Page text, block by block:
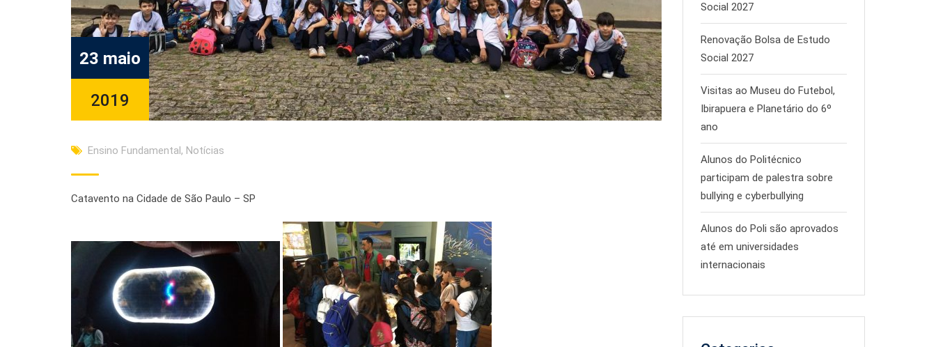
23 maio
2019
Ensino Fundamental, Notícias
Catavento na Cidade de São Paulo – SP
Social 2027
Renovação Bolsa de Estudo
Social 2027
Visitas ao Museu do Futebol,
Ibirapuera e Planetário do 6º
ano
Alunos do Politécnico
participam de palestra sobre
bullying e cyberbullying
Alunos do Poli são aprovados
até em universidades
internacionais